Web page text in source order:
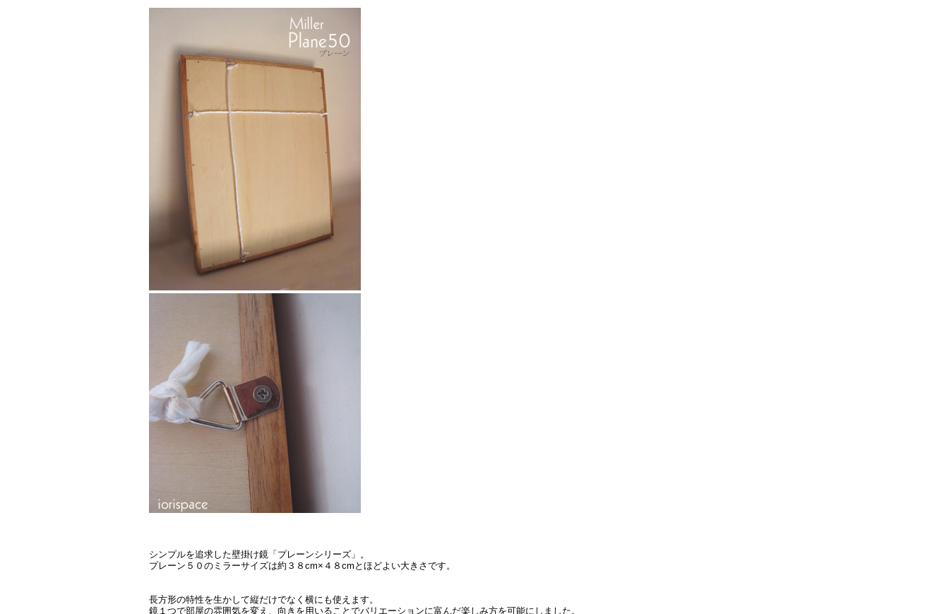
シンプルを追求した壁掛け鏡「プレーンシリーズ」。
プレーン５０のミラーサイズは約３８cm×４８cmとほどよい大きさです。
長方形の特性を生かして縦だけでなく横にも使えます。
鏡１つで部屋の雰囲気を変え、向きを用いることでバリエーションに富んだ楽しみ方を可能にしました。